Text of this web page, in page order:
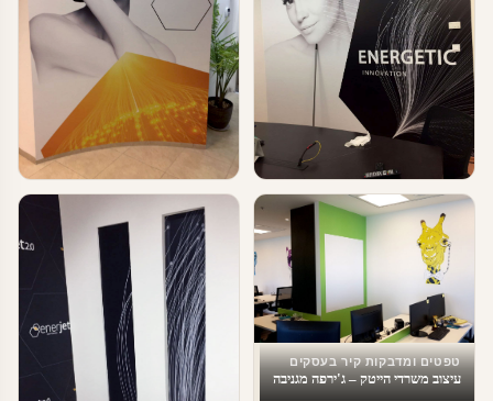
טפטים ומדבקות קיר בעסקים
מדבקות טפט לעסקים
טפטים ומדבקות קיר בעסקים
מדבקות טפט לעסקים
טפטים ומדבקות קיר בעסקים
עיצוב משרדי הייטק – ג'ירפה מגניבה